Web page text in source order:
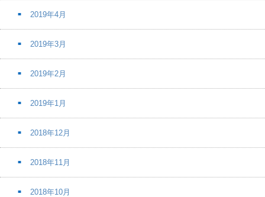
2019年4月
2019年3月
2019年2月
2019年1月
2018年12月
2018年11月
2018年10月